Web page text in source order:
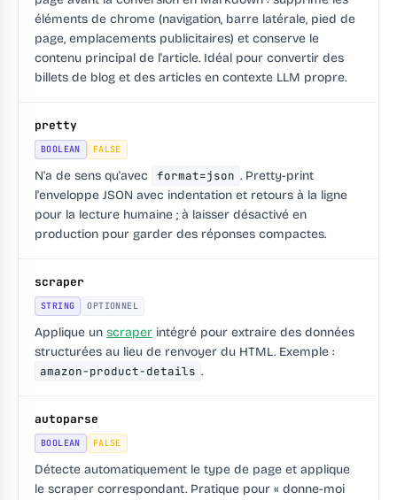
éléments de chrome (navigation, barre latérale, pied de
page, emplacements publicitaires) et conserve le
contenu principal de l'article. Idéal pour convertir des
billets de blog et des articles en contexte LLM propre.
pretty
BOOLEAN FALSE
N'a de sens qu'avec format=json . Pretty-print
l'enveloppe JSON avec indentation et retours à la ligne
pour la lecture humaine ; à laisser désactivé en
production pour garder des réponses compactes.
scraper
STRING OPTIONNEL
Applique un scraper intégré pour extraire des données
structurées au lieu de renvoyer du HTML. Exemple :
amazon-product-details .
autoparse
BOOLEAN FALSE
Détecte automatiquement le type de page et applique
le scraper correspondant. Pratique pour « donne-moi